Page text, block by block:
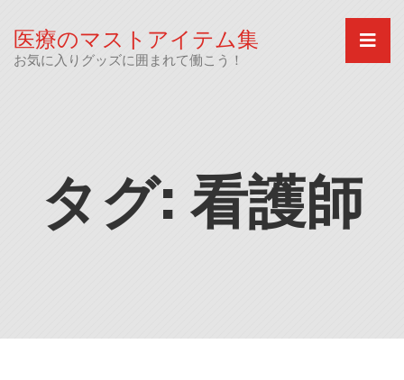
content
医療のマストアイテム集
お気に入りグッズに囲まれて働こう！
タグ: 看護師